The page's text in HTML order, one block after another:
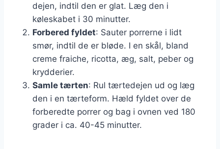
dejen, indtil den er glat. Læg den i
køleskabet i 30 minutter.
Forbered fyldet: Sauter porrerne i lidt
smør, indtil de er bløde. I en skål, bland
creme fraiche, ricotta, æg, salt, peber og
krydderier.
Samle tærten: Rul tærtedejen ud og læg
den i en tærteform. Hæld fyldet over de
forberedte porrer og bag i ovnen ved 180
grader i ca. 40-45 minutter.